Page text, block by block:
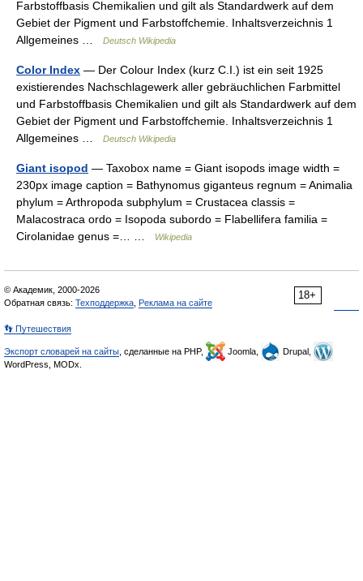
Farbstoffbasis Chemikalien und gilt als Standardwerk auf dem
Gebiet der Pigment und Farbstoffchemie. Inhaltsverzeichnis 1
Allgemeines …
Deutsch Wikipedia
Color Index — Der Colour Index (kurz C.I.) ist ein seit 1925
existierendes Nachschlagewerk aller gebräuchlichen Farbmittel
und Farbstoffbasis Chemikalien und gilt als Standardwerk auf dem
Gebiet der Pigment und Farbstoffchemie. Inhaltsverzeichnis 1
Allgemeines …
Deutsch Wikipedia
Giant isopod — Taxobox name = Giant isopods image width =
230px image caption = Bathynomus giganteus regnum = Animalia
phylum = Arthropoda subphylum = Crustacea classis =
Malacostraca ordo = Isopoda subordo = Flabellifera familia =
Cirolanidae genus =… …
Wikipedia
18+
© Академик, 2000-2026
Обратная связь: Техподдержка Реклама на сайте
👣 Путешествия
Экспорт словарей на сайты , сделанные на PHP, Joomla,
Drupal,
WordPress, MODx.